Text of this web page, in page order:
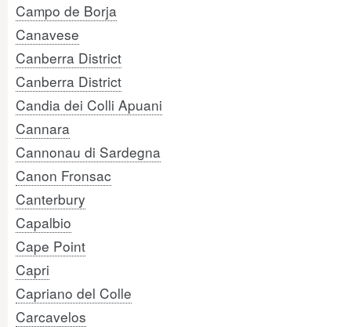
Campo de Borja
Canavese
Canberra District
Canberra District
Candia dei Colli Apuani
Cannara
Cannonau di Sardegna
Canon Fronsac
Canterbury
Capalbio
Cape Point
Capri
Capriano del Colle
Carcavelos